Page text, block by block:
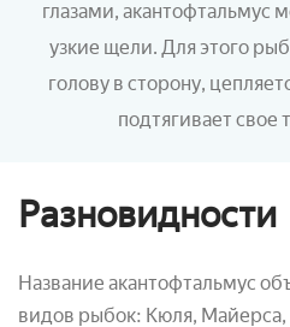
глазами, акантофтальмус
узкие щели. Для этого
голову в сторону,
подтягивает свое
Разновидности
Название акантофтальмус
видов рыбок: Кюля, Майерса,